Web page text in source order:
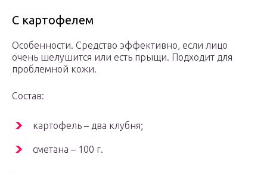
С картофелем
Особенности. Средство эффективно, если лицо
очень шелушится или есть прыщи. Подходит для
проблемной кожи.
Состав:
картофель – два клубня;
сметана – 100 г.